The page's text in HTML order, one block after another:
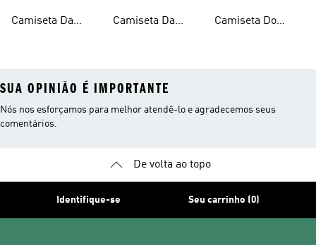
Camiseta Da
Camiseta Da
Camiseta Do
SUA OPINIÃO É IMPORTANTE
Nós nos esforçamos para melhor atendê-lo e agradecemos seus
comentários.
De volta ao topo
Identifique-se Seu carrinho (0)